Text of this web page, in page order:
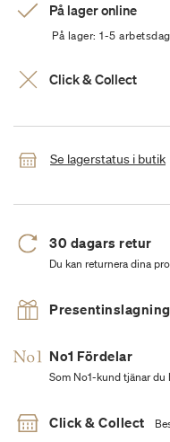
På lager online
På lager: 1-5
Click & Collect
Se lagerstatus i butik
30 dagars retur
Du kan returnera dina
Presentinslagning
No1 Fördelar
Som No1-kund tjänar
Click & Collect